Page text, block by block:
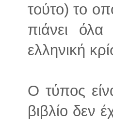
τούτο) το
πιάνει
ελληνική
Ο τύπος
βιβλίο δεν